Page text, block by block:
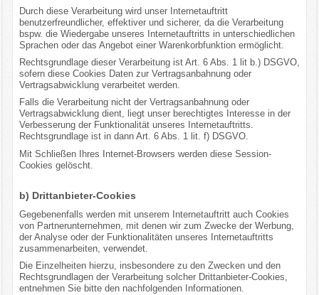
Durch diese Verarbeitung wird unser Internetauftritt
benutzerfreundlicher, effektiver und sicherer, da die Verarbeitung
bspw. die Wiedergabe unseres Internetauftritts in unterschiedlichen
Sprachen oder das Angebot einer Warenkorbfunktion ermöglicht.
Rechtsgrundlage dieser Verarbeitung ist Art. 6 Abs. 1 lit b.) DSGVO,
sofern diese Cookies Daten zur Vertragsanbahnung oder
Vertragsabwicklung verarbeitet werden.
Falls die Verarbeitung nicht der Vertragsanbahnung oder
Vertragsabwicklung dient, liegt unser berechtigtes Interesse in der
Verbesserung der Funktionalität unseres Internetauftritts.
Rechtsgrundlage ist in dann Art. 6 Abs. 1 lit. f) DSGVO.
Mit Schließen Ihres Internet-Browsers werden diese Session-
Cookies gelöscht.
b) Drittanbieter-Cookies
Gegebenenfalls werden mit unserem Internetauftritt auch Cookies
von Partnerunternehmen, mit denen wir zum Zwecke der Werbung,
der Analyse oder der Funktionalitäten unseres Internetauftritts
zusammenarbeiten, verwendet.
Die Einzelheiten hierzu, insbesondere zu den Zwecken und den
Rechtsgrundlagen der Verarbeitung solcher Drittanbieter-Cookies,
entnehmen Sie bitte den nachfolgenden Informationen.